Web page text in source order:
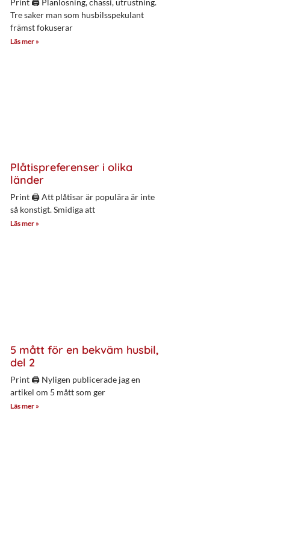
Tre saker man som husbilsspekulant
främst fokuserar
Läs mer »
Plåtispreferenser i olika
länder
Print 🖨 Att plåtisar är populära är inte
så konstigt. Smidiga att
Läs mer »
5 mått för en bekväm husbil,
del 2
Print 🖨 Nyligen publicerade jag en
artikel om 5 mått som ger
Läs mer »